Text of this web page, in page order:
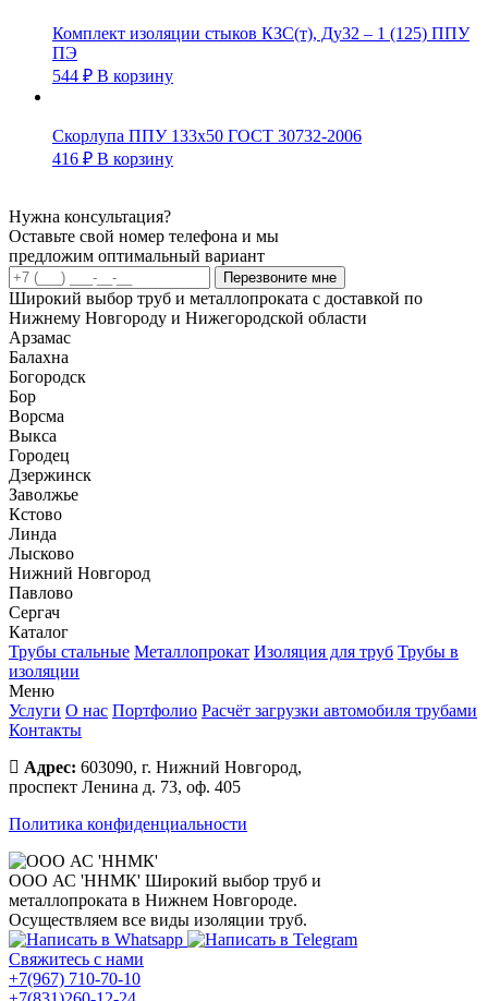
Комплект изоляции стыков КЗС(т), Ду32 – 1 (125) ППУ
ПЭ
544 ₽ В корзину
Скорлупа ППУ 133х50 ГОСТ 30732-2006
416 ₽ В корзину
Нужна консультация?
Оставьте свой номер телефона и мы
предложим оптимальный вариант
Перезвоните мне
Широкий выбор труб и металлопроката с доставкой по
Нижнему Новгороду и Нижегородской области
Арзамас
Балахна
Богородск
Бор
Ворсма
Выкса
Городец
Дзержинск
Заволжье
Кстово
Линда
Лысково
Нижний Новгород
Павлово
Сергач
Каталог
Трубы стальные Металлопрокат Изоляция для труб Трубы в
изоляции
Меню
Услуги О нас Портфолио Расчёт загрузки автомобиля трубами
Контакты
Адрес: 603090, г. Нижний Новгород,
проспект Ленина д. 73, оф. 405
Политика конфиденциальности
ООО АС 'ННМК' Широкий выбор труб и
металлопроката в Нижнем Новгороде.
Осуществляем все виды изоляции труб.
Свяжитесь с нами
+7(967) 710-70-10